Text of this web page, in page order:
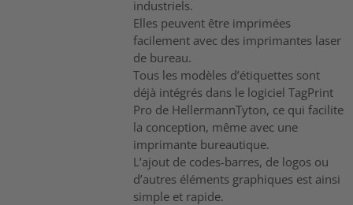
industriels.
Elles peuvent être imprimées
facilement avec des imprimantes laser
de bureau.
Tous les modèles d’étiquettes sont
déjà intégrés dans le logiciel TagPrint
Pro de HellermannTyton, ce qui facilite
la conception, même avec une
imprimante bureautique.
L’ajout de codes-barres, de logos ou
d’autres éléments graphiques est ainsi
simple et rapide.